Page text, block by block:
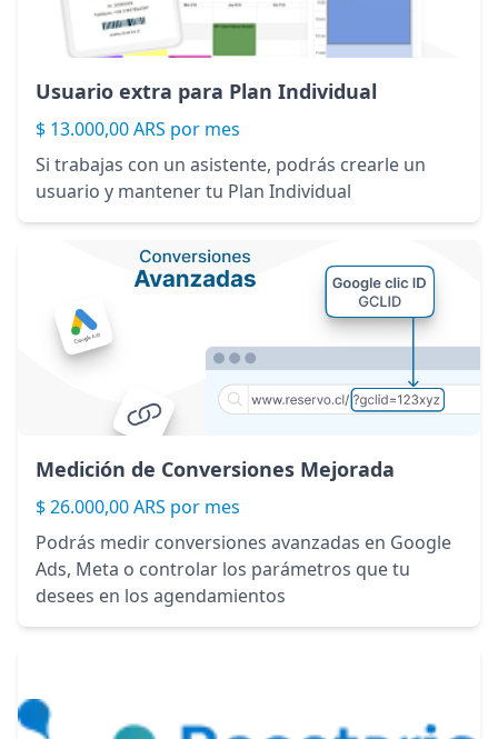
Usuario extra para Plan Individual
$ 13.000,00 ARS por mes
Si trabajas con un asistente, podrás crearle un
usuario y mantener tu Plan Individual
Medición de Conversiones Mejorada
$ 26.000,00 ARS por mes
Podrás medir conversiones avanzadas en Google
Ads, Meta o controlar los parámetros que tu
desees en los agendamientos